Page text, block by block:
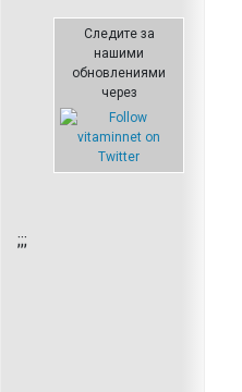
Следите за
нашими
обновлениями
через
;;;